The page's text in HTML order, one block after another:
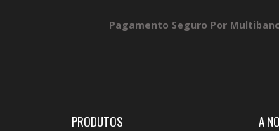
Pagamento Seguro Por
PRODUTOS A